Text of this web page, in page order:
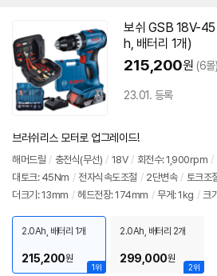
보쉬 GSB 18V-45
h, 배터리 1개)
215,200원 (6몰)
23.01. 등록
브러쉬리스 모터로 업그레이드!
해머드릴 / 충전식(무선) / 18V / 회전수: 1,900rpm /
대토크: 45Nm / 전자식속도조절 / 2단변속 / 토크조
더크기: 13mm / 헤드전장: 174mm / 무게: 1kg / 크
1위
2.0Ah, 배터리 1개
215,200원
2위
2.0Ah, 배터리 2개
299,000원